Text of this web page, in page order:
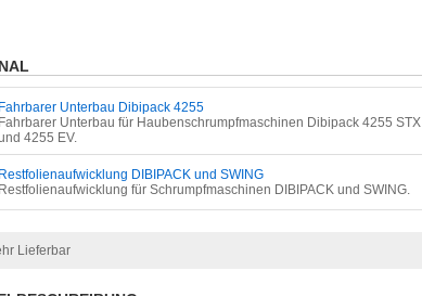
Unterbau Dibipack 4255
Unterbau für Haubenschrumpfmaschinen Dibipack 4255 STX
4255 EV.
DIBIPACK und SWING
für Schrumpfmaschinen DIBIPACK und SWING.
Lieferbar